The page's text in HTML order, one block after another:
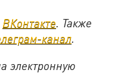
ВКонтакте. Также
канал.
электронную